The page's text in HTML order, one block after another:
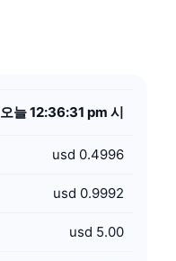
오늘 12:36:31 pm 시
usd 0.4996
usd 0.9992
usd 5.00